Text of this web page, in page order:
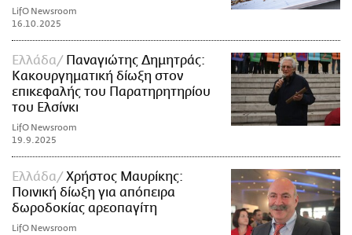
LifO Newsroom
16.10.2025
Ελλάδα
Παναγιώτης Δημητράς:
Κακουργηματική δίωξη στον
επικεφαλής του Παρατηρητηρίου
του Ελσίνκι
LifO Newsroom
19.9.2025
Ελλάδα
Χρήστος Μαυρίκης:
Ποινική δίωξη για απόπειρα
δωροδοκίας αρεοπαγίτη
LifO Newsroom